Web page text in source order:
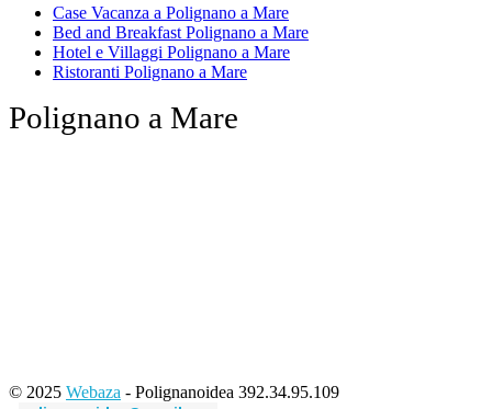
Case Vacanza a Polignano a Mare
Bed and Breakfast Polignano a Mare
Hotel e Villaggi Polignano a Mare
Ristoranti Polignano a Mare
Polignano a Mare
© 2025 Webaza - Polignanoidea 392.34.95.109